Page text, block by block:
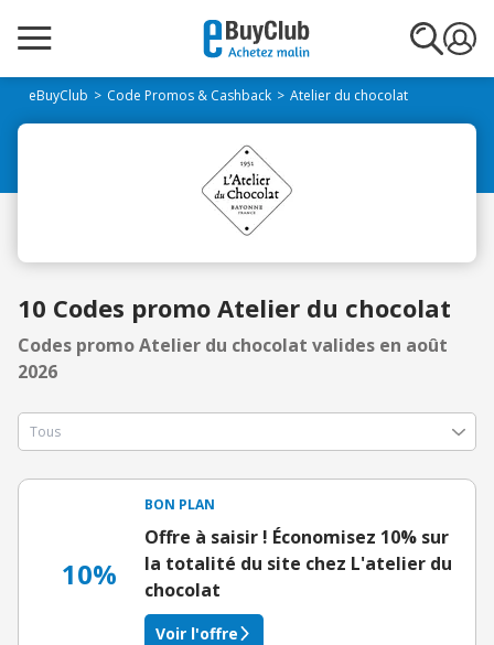
eBuyClub Code Promos & Cashback Atelier du chocolat
10 Codes promo Atelier du chocolat
Codes promo Atelier du chocolat valides en août
2026
10%
BON PLAN
Offre à saisir ! Économisez 10% sur
la totalité du site chez L'atelier du
chocolat
Voir l'offre